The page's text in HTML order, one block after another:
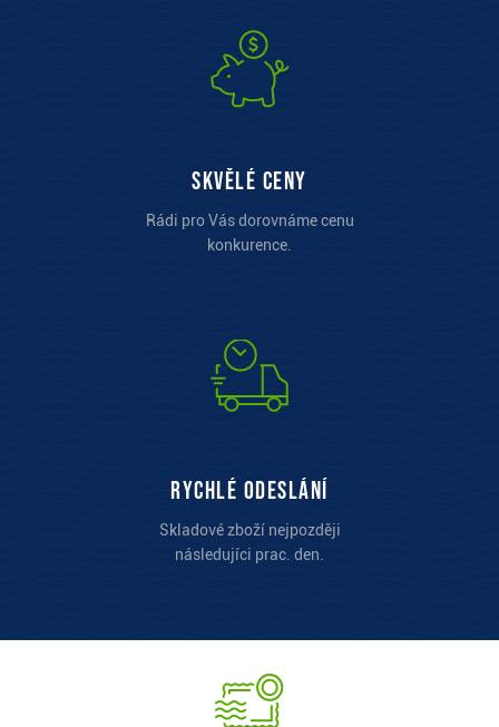
Skvělé ceny
Rádi pro Vás dorovnáme cenu
konkurence.
Rychlé odeslání
Skladové zboží nejpozději
následujíci prac. den.